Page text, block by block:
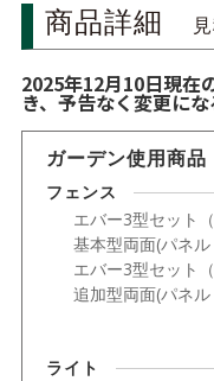
商品詳細
2025年12月10日現在
き、予告なく変更にな
ガーデン使用商品
フェンス
エバー3型セット
基本型両面(パネ
エバー3型セット
追加型両面(パネ
ライト